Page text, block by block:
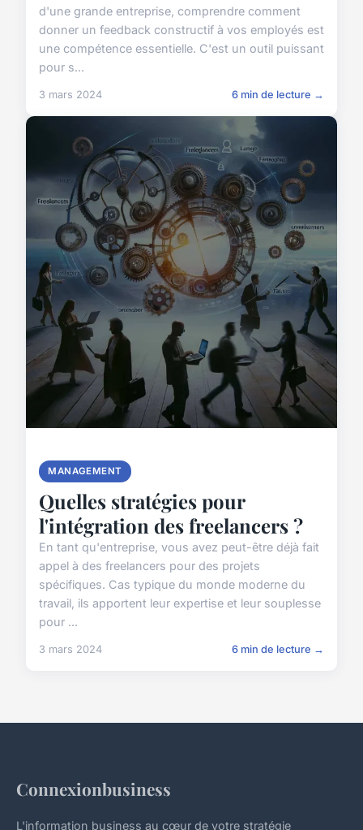
d'une grande entreprise, comprendre comment
donner un feedback constructif à vos employés est
une compétence essentielle. C'est un outil puissant
pour s...
3 mars 2024 6 min de lecture →
MANAGEMENT
Quelles stratégies pour
l'intégration des freelancers ?
En tant qu'entreprise, vous avez peut-être déjà fait
appel à des freelancers pour des projets
spécifiques. Cas typique du monde moderne du
travail, ils apportent leur expertise et leur souplesse
pour ...
3 mars 2024 6 min de lecture →
Connexionbusiness
L'information business au cœur de votre stratégie